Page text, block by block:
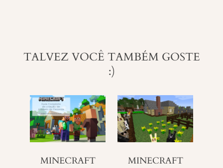
TALVEZ VOCÊ TAMBÉM GOSTE
:)
MINECRAFT
MINECRAFT